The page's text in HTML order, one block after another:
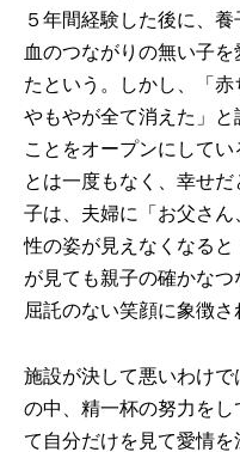
５年間経験した後に、
血のつながりの無い子
たという。しかし、「
やもやが全て消えた」
ことをオープンにして
とは一度もなく、幸せ
子は、夫婦に「お父さ
性の姿が見えなくなる
が見ても親子の確かな
屈託のない笑顔に象徴さ
施設が決して悪いわけ
の中、精一杯の努力を
て自分だけを見て愛情